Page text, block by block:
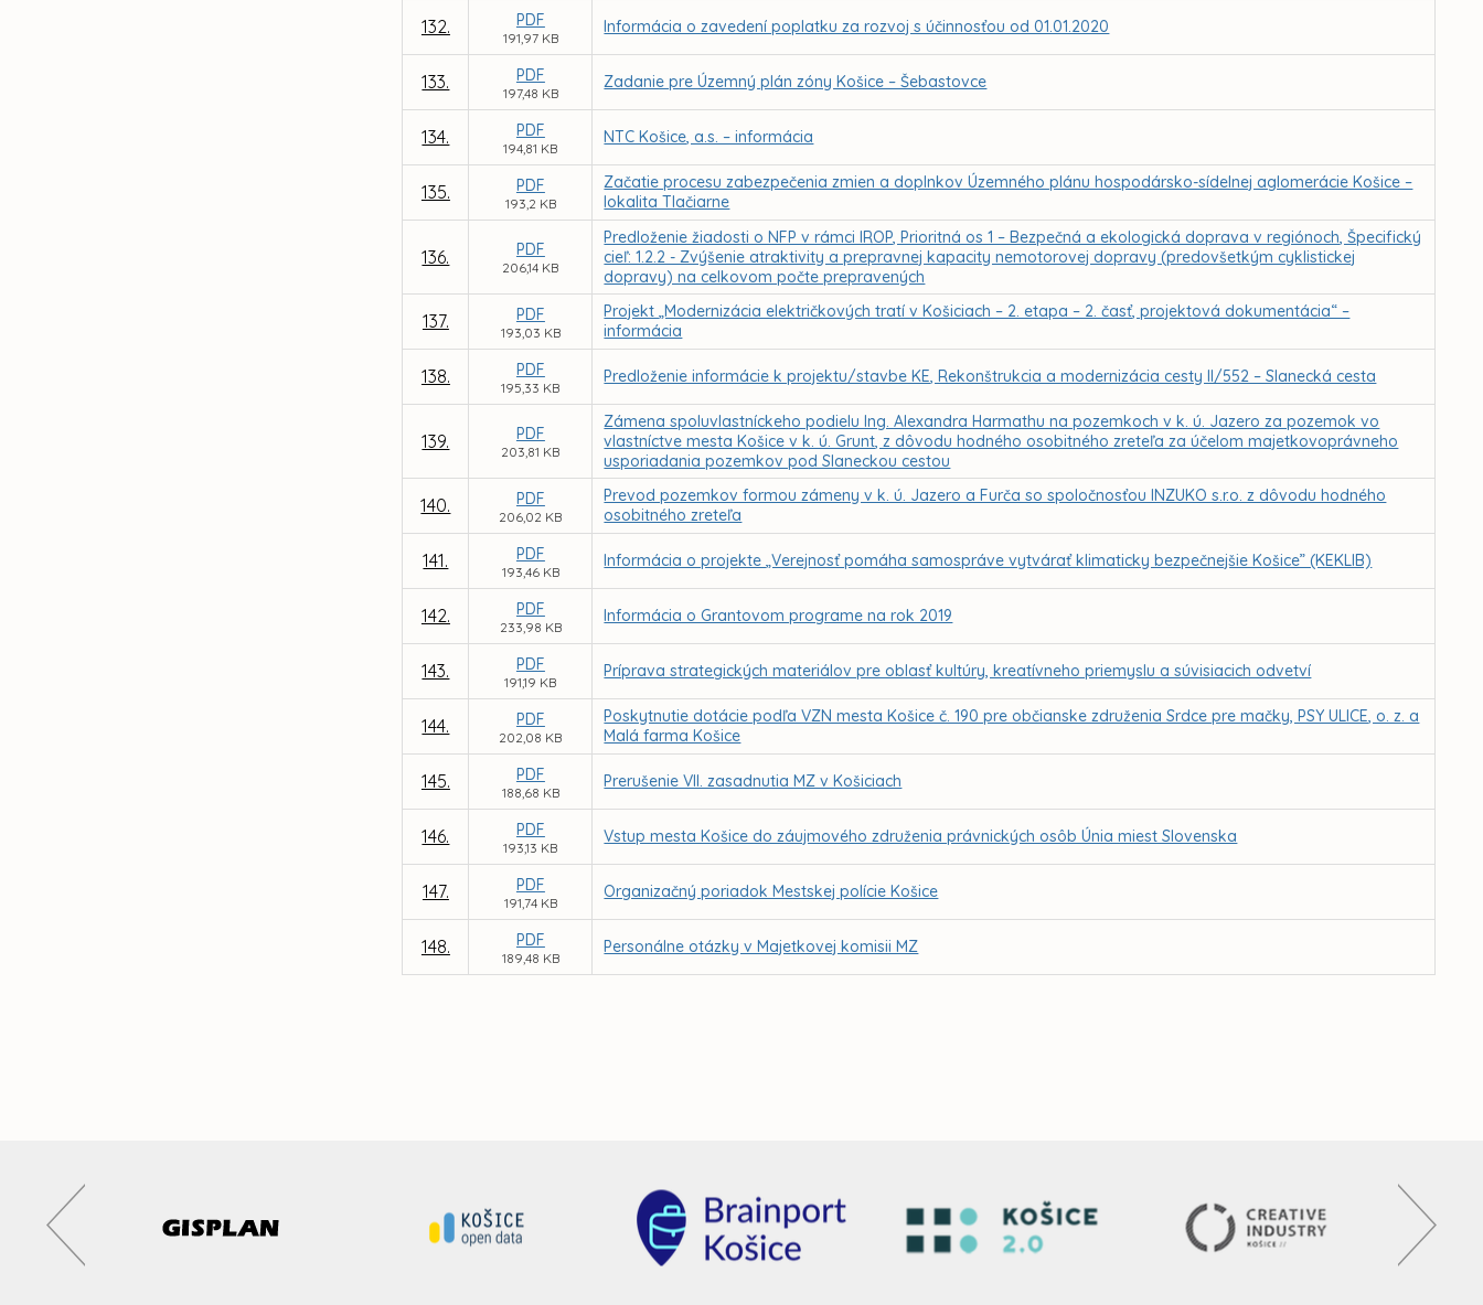
132. PDF
191,97 KB
Informácia o zavedení poplatku za rozvoj s účinnosťou od 01.01.2020
133. PDF
197,48 KB
Zadanie pre Územný plán zóny Košice – Šebastovce
134. PDF
194,81 KB
NTC Košice, a.s. – informácia
135. PDF
193,2 KB
Začatie procesu zabezpečenia zmien a doplnkov Územného plánu hospodársko-sídelnej aglomerácie Košice –
lokalita Tlačiarne
136. PDF
206,14 KB
Predloženie žiadosti o NFP v rámci IROP, Prioritná os 1 – Bezpečná a ekologická doprava v regiónoch, Špecifický
cieľ: 1.2.2 - Zvýšenie atraktivity a prepravnej kapacity nemotorovej dopravy (predovšetkým cyklistickej
dopravy) na celkovom počte prepravených
137. PDF
193,03 KB
Projekt „Modernizácia električkových tratí v Košiciach – 2. etapa – 2. časť, projektová dokumentácia“ –
informácia
138. PDF
195,33 KB
Predloženie informácie k projektu/stavbe KE, Rekonštrukcia a modernizácia cesty II/552 – Slanecká cesta
139. PDF
203,81 KB
Zámena spoluvlastníckeho podielu Ing. Alexandra Harmathu na pozemkoch v k. ú. Jazero za pozemok vo
vlastníctve mesta Košice v k. ú. Grunt, z dôvodu hodného osobitného zreteľa za účelom majetkovoprávneho
usporiadania pozemkov pod Slaneckou cestou
140. PDF
206,02 KB
Prevod pozemkov formou zámeny v k. ú. Jazero a Furča so spoločnosťou INZUKO s.r.o. z dôvodu hodného
osobitného zreteľa
141. PDF
193,46 KB
Informácia o projekte „Verejnosť pomáha samospráve vytvárať klimaticky bezpečnejšie Košice” (KEKLIB)
142. PDF
233,98 KB
Informácia o Grantovom programe na rok 2019
143. PDF
191,19 KB
Príprava strategických materiálov pre oblasť kultúry, kreatívneho priemyslu a súvisiacich odvetví
144. PDF
202,08 KB
Poskytnutie dotácie podľa VZN mesta Košice č. 190 pre občianske združenia Srdce pre mačky, PSY ULICE, o. z. a
Malá farma Košice
145. PDF
188,68 KB
Prerušenie VII. zasadnutia MZ v Košiciach
146. PDF
193,13 KB
Vstup mesta Košice do záujmového združenia právnických osôb Únia miest Slovenska
147. PDF
191,74 KB
Organizačný poriadok Mestskej polície Košice
148. PDF
189,48 KB
Personálne otázky v Majetkovej komisii MZ